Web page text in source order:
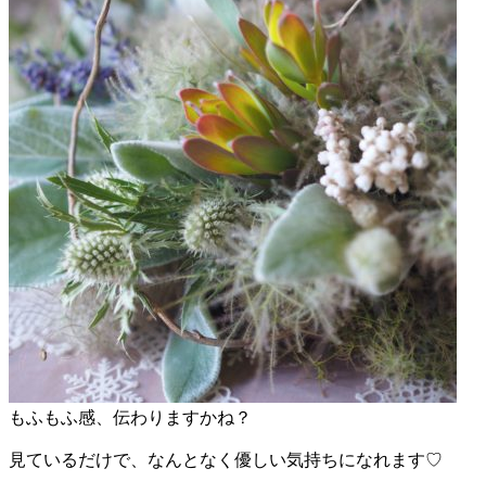
もふもふ感、伝わりますかね？
見ているだけで、なんとなく優しい気持ちになれます♡